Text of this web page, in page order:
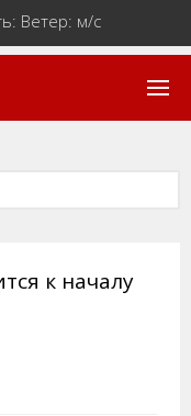
Ветер: м/с
к началу